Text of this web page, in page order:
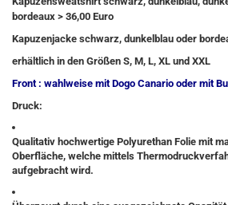
bordeaux > 36,00 Euro
Kapuzenjacke schwarz, dunkelblau oder
erhältlich in den Größen S, M, L, XL und XXL
Front : wahlweise mitDogo Canario oder mit
Druck:
Qualitativ hochwertige Polyurethan Folie mit
Oberfläche, welche mittels
aufgebracht wird.